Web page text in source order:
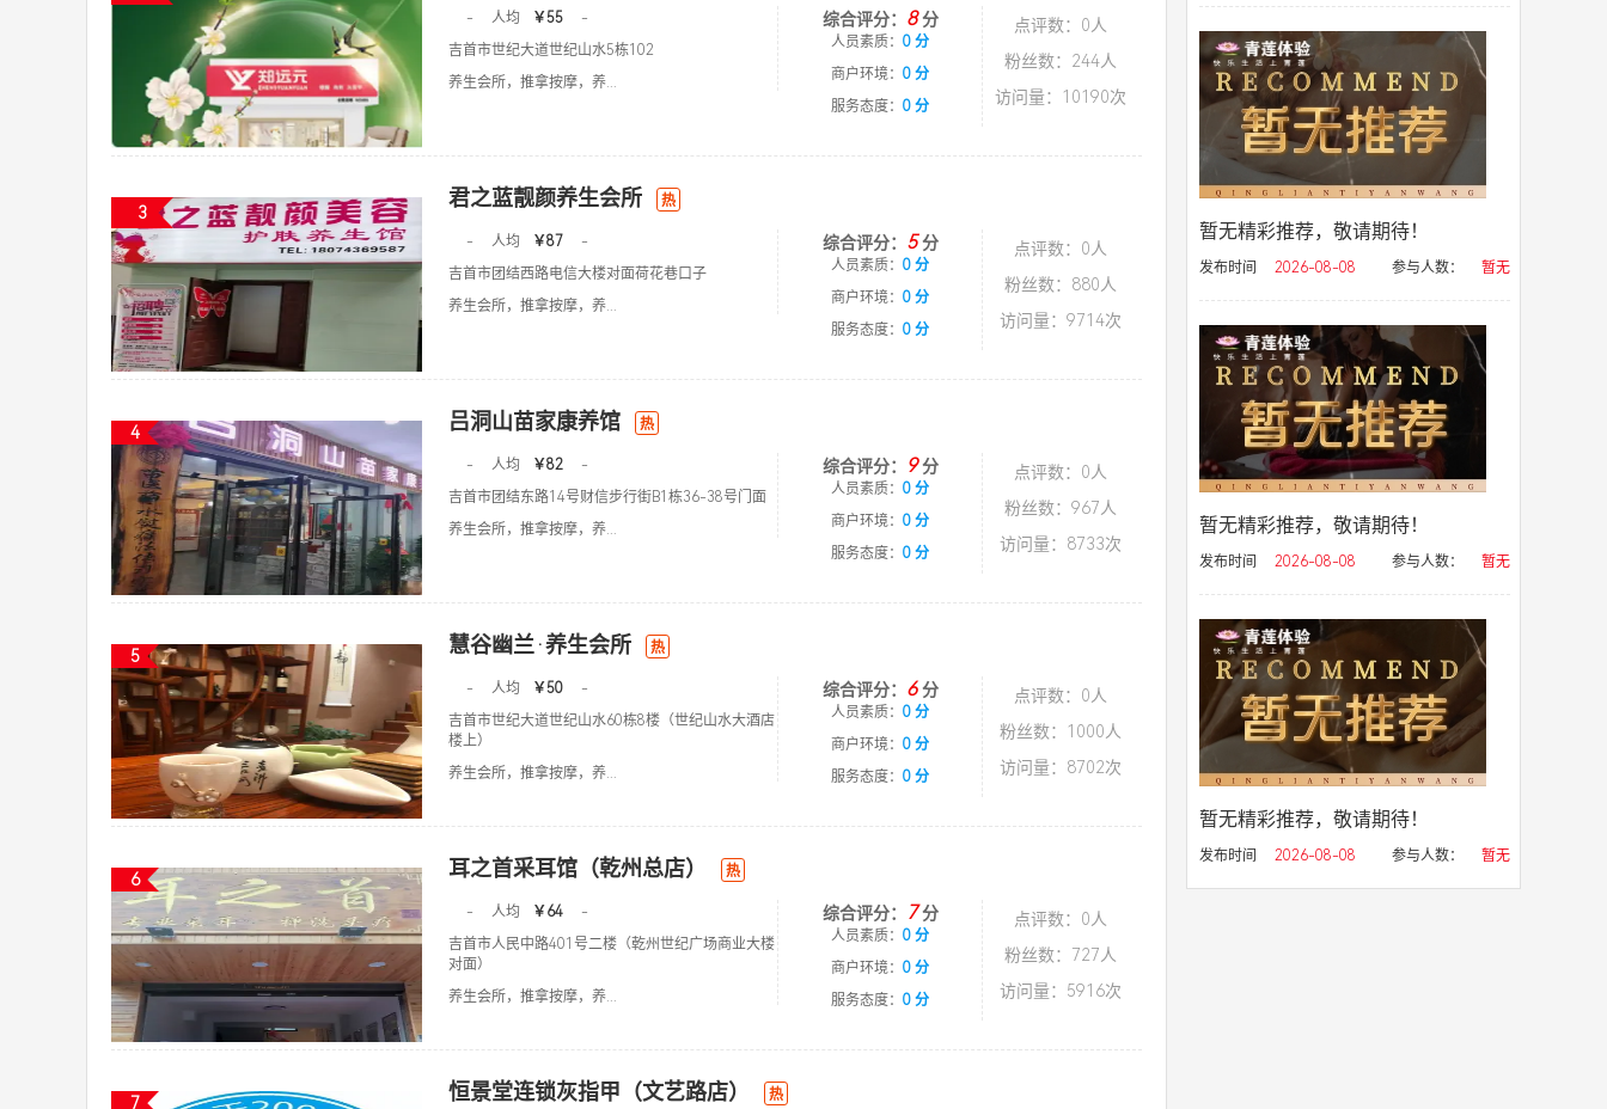
- 人均 ￥55
-
吉首市世纪大道世纪山水5栋102
养生会所，推拿按摩，养...
综合评分： 8分
人员素质： 0 分
商户环境： 0 分
服务态度： 0 分
点评数：0人
粉丝数：244人
访问量：10190次
3
君之蓝靓颜养生会所 热
- 人均 ￥87
-
吉首市团结西路电信大楼对面荷花巷口子
养生会所，推拿按摩，养...
综合评分： 5分
人员素质： 0 分
商户环境： 0 分
服务态度： 0 分
点评数：0人
粉丝数：880人
访问量：9714次
4 吕洞山苗家康养馆 热
- 人均 ￥82
-
吉首市团结东路14号财信步行街B1栋36-38号门面
养生会所，推拿按摩，养...
综合评分： 9分
人员素质： 0 分
商户环境： 0 分
服务态度： 0 分
点评数：0人
粉丝数：967人
访问量：8733次
5 慧谷幽兰·养生会所 热
- 人均 ￥50
-
吉首市世纪大道世纪山水60栋8楼（世纪山水大酒店
楼上）
养生会所，推拿按摩，养...
综合评分： 6分
人员素质： 0 分
商户环境： 0 分
服务态度： 0 分
点评数：0人
粉丝数：1000人
访问量：8702次
6 耳之首采耳馆（乾州总店） 热
- 人均 ￥64
-
吉首市人民中路401号二楼（乾州世纪广场商业大楼
对面）
养生会所，推拿按摩，养...
综合评分： 7分
人员素质： 0 分
商户环境： 0 分
服务态度： 0 分
点评数：0人
粉丝数：727人
访问量：5916次
7 恒景堂连锁灰指甲（文艺路店） 热
暂无精彩推荐，敬请期待！
发布时间 2026-08-08 参与人数： 暂无
暂无精彩推荐，敬请期待！
发布时间 2026-08-08 参与人数： 暂无
暂无精彩推荐，敬请期待！
发布时间 2026-08-08 参与人数： 暂无